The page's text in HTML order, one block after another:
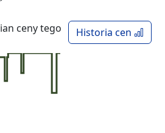
Historia cen
ceny tego